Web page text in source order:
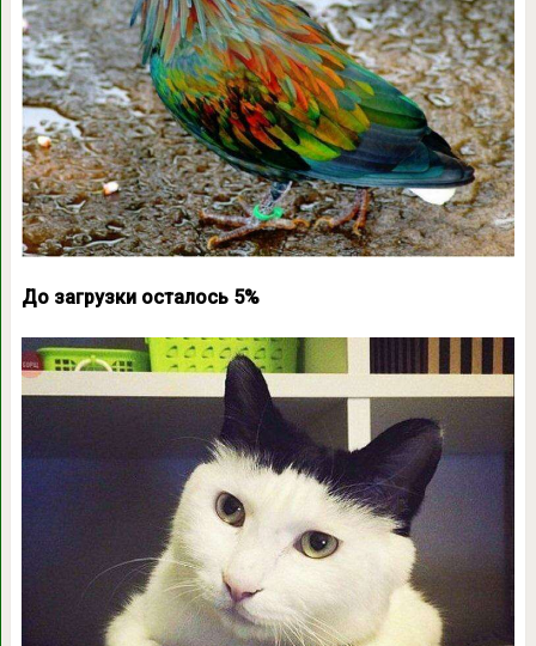
До загрузки осталось 5%